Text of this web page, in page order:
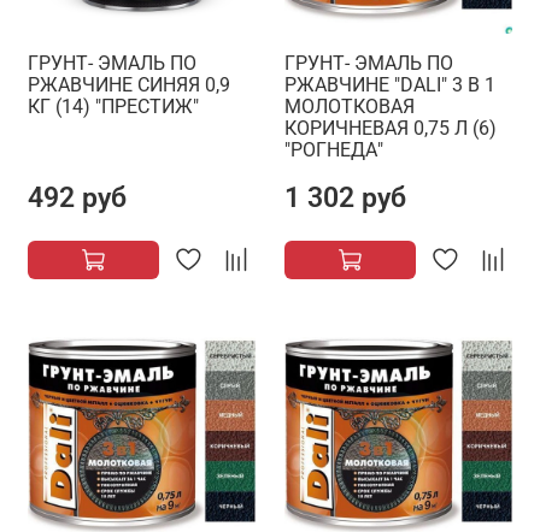
ГРУНТ- ЭМАЛЬ ПО
РЖАВЧИНЕ СИНЯЯ 0,9
КГ (14) "ПРЕСТИЖ"
492 руб
ГРУНТ- ЭМАЛЬ ПО
РЖАВЧИНЕ "DALI" 3 В 1
МОЛОТКОВАЯ
КОРИЧНЕВАЯ 0,75 Л (6)
"РОГНЕДА"
1 302 руб